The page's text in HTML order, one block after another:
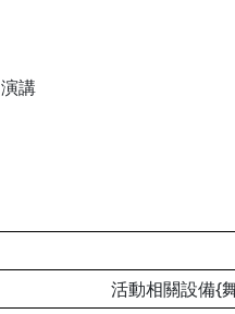
講
活動相關設備{